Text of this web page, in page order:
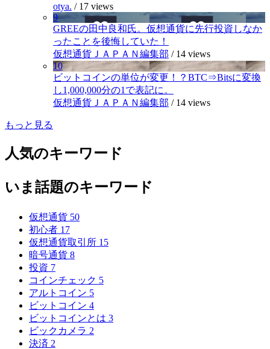
otya. / 17 views
9
GREEの田中良和氏。仮想通貨に先行投資しなか
ったことを後悔していた！
仮想通貨ＪＡＰＡＮ編集部 / 14 views
10
ビットコインの単位が変更！？BTC⇒Bitsに変換
し1,000,000分の1で表記に。
仮想通貨ＪＡＰＡＮ編集部 / 14 views
もっと見る
人気のキーワード
いま話題のキーワード
仮想通貨 50
初心者 17
仮想通貨取引所 15
暗号通貨 8
投資 7
コインチェック 5
アルトコイン 5
ビットコイン 4
ビットコインとは 3
ビックカメラ 2
決済 2